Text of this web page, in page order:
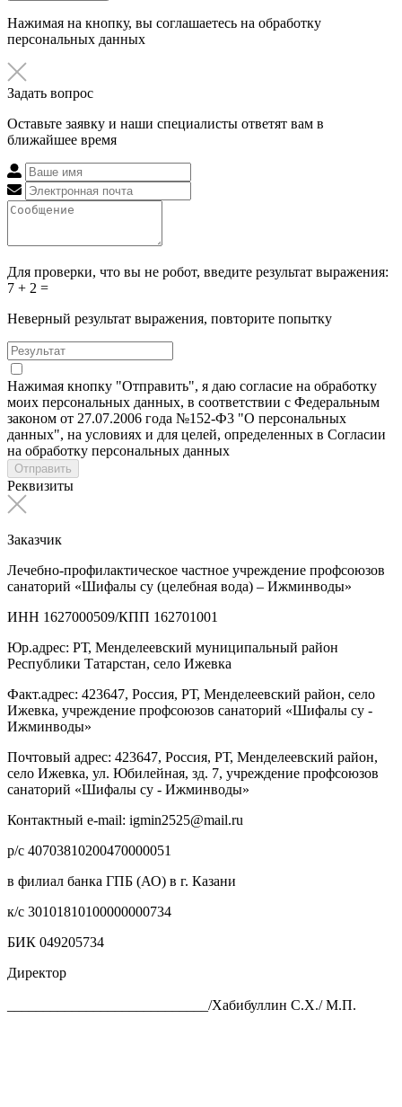
Нажимая на кнопку, вы соглашаетесь на обработку
персональных данных
Задать вопрос
Оставьте заявку и наши специалисты ответят вам в
ближайшее время
Для проверки, что вы не робот, введите результат выражения:
7 + 2 =
Неверный результат выражения, повторите попытку
Нажимая кнопку "Отправить", я даю согласие на обработку
моих персональных данных, в соответствии с Федеральным
законом от 27.07.2006 года №152-Ф3 "О персональных
данных", на условиях и для целей, определенных в Согласии
на обработку персональных данных
Отправить
Реквизиты
Заказчик
Лечебно-профилактическое частное учреждение профсоюзов
санаторий «Шифалы су (целебная вода) – Ижминводы»
ИНН 1627000509/КПП 162701001
Юр.адрес: РТ, Менделеевский муниципальный район
Республики Татарстан, село Ижевка
Факт.адрес: 423647, Россия, РТ, Менделеевский район, село
Ижевка, учреждение профсоюзов санаторий «Шифалы су -
Ижминводы»
Почтовый адрес: 423647, Россия, РТ, Менделеевский район,
село Ижевка, ул. Юбилейная, зд. 7, учреждение профсоюзов
санаторий «Шифалы су - Ижминводы»
Контактный e-mail: igmin2525@mail.ru
р/с 40703810200470000051
в филиал банка ГПБ (АО) в г. Казани
к/с 30101810100000000734
БИК 049205734
Директор
____________________________/Хабибуллин С.Х./ М.П.